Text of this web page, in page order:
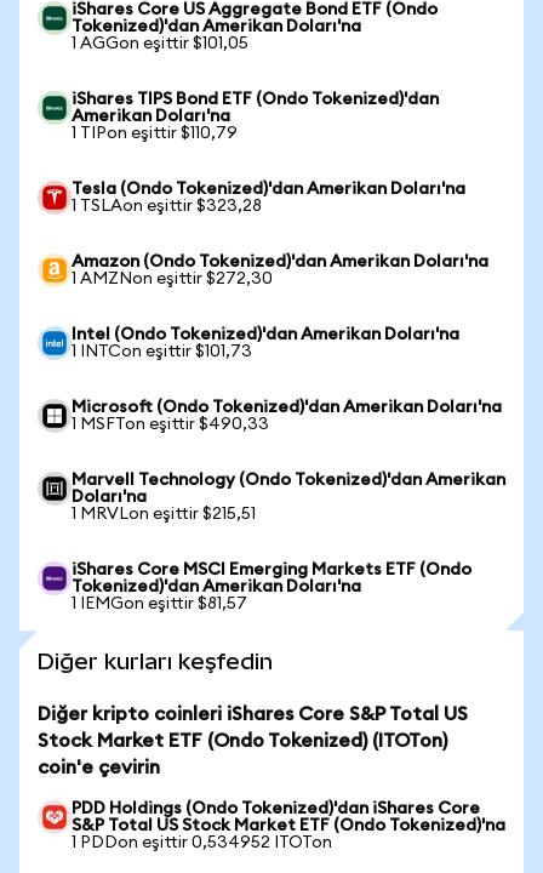
iShares Core US Aggregate Bond ETF (Ondo
Tokenized)'dan Amerikan Doları'na
1 AGGon eşittir $101,05
iShares TIPS Bond ETF (Ondo Tokenized)'dan
Amerikan Doları'na
1 TIPon eşittir $110,79
Tesla (Ondo Tokenized)'dan Amerikan Doları'na
1 TSLAon eşittir $323,28
Amazon (Ondo Tokenized)'dan Amerikan Doları'na
1 AMZNon eşittir $272,30
Intel (Ondo Tokenized)'dan Amerikan Doları'na
1 INTCon eşittir $101,73
Microsoft (Ondo Tokenized)'dan Amerikan Doları'na
1 MSFTon eşittir $490,33
Marvell Technology (Ondo Tokenized)'dan Amerikan
Doları'na
1 MRVLon eşittir $215,51
iShares Core MSCI Emerging Markets ETF (Ondo
Tokenized)'dan Amerikan Doları'na
1 IEMGon eşittir $81,57
Diğer kurları keşfedin
Diğer kripto coinleri iShares Core S&P Total US
Stock Market ETF (Ondo Tokenized) (ITOTon)
coin'e çevirin
PDD Holdings (Ondo Tokenized)'dan iShares Core
S&P Total US Stock Market ETF (Ondo Tokenized)'na
1 PDDon eşittir 0,534952 ITOTon